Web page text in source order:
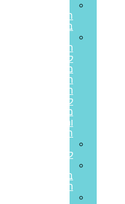
חוץ
בנקאית
הלוואות
לבעלי
משכנתאות:
המדריך
המלא
ליציאה
מחובות
ותזרים
חיובי
לעסקים
בערבות
המדינה